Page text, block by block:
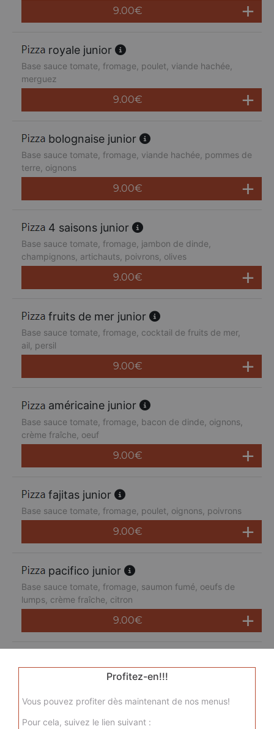
9.00€
royale junior
Base sauce tomate, fromage, poulet, viande hachée,
merguez
9.00€
bolognaise junior
Base sauce tomate, fromage, viande hachée, pommes de
terre, oignons
9.00€
4 saisons junior
Base sauce tomate, fromage, jambon de dinde,
champignons, artichauts, poivrons, olives
9.00€
fruits de mer junior
Base sauce tomate, fromage, cocktail de fruits de mer,
ail, persil
9.00€
américaine junior
Base sauce tomate, fromage, bacon de dinde, oignons,
crème fraîche, oeuf
9.00€
fajitas junior
Base sauce tomate, fromage, poulet, oignons, poivrons
9.00€
pacifico junior
Base sauce tomate, fromage, saumon fumé, oeufs de
lumps, crème fraîche, citron
9.00€
Base sauce tomate, fromage, chorizo, jambon de dinde,
Profitez-en!!!
Vous pouvez profiter dès maintenant de nos menus!
Pour cela, suivez le lien suivant :